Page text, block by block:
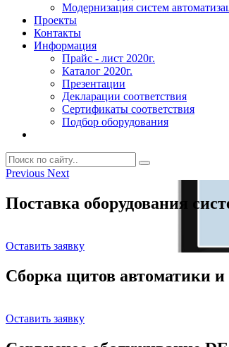
Модернизация систем
Проекты
Контакты
Информация
Прайс - лист 2020г.
Каталог 2020г.
Презентации
Декларации соответствия
Сертификаты соответствия
Подбор оборудования
Previous Next
Поставка оборудования
Оставить заявку
Сборка щитов автоматики и
Оставить заявку